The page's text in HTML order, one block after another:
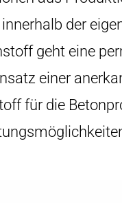
der
geht eine
einer
für die